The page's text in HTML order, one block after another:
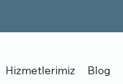
Hizmetlerimiz Blog